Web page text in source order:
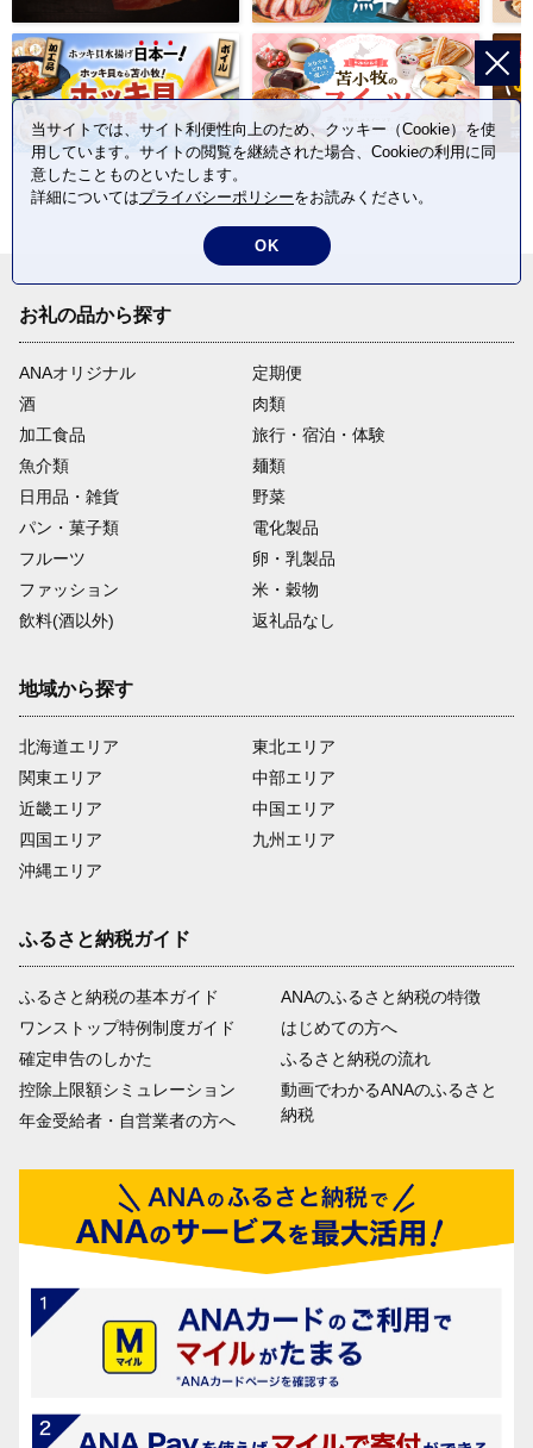
お礼の品から探す
ANAオリジナル
定期便
酒
肉類
加工食品
旅行・宿泊・体験
魚介類
麺類
日用品・雑貨
野菜
パン・菓子類
電化製品
フルーツ
卵・乳製品
ファッション
米・穀物
飲料(酒以外)
返礼品なし
地域から探す
北海道エリア
関東エリア
近畿エリア
四国エリア
沖縄エリア
東北エリア
中部エリア
中国エリア
九州エリア
ふるさと納税ガイド
ふるさと納税の基本ガイド
ワンストップ特例制度ガイド
確定申告のしかた
控除上限額シミュレーション
年金受給者・自営業者の方へ
ANAのふるさと納税の特徴
はじめての方へ
ふるさと納税の流れ
動画でわかるANAのふるさと
納税
当サイトでは、サイト利便性向上のため、クッキー（Cookie）を使
用しています。サイトの閲覧を継続された場合、Cookieの利用に同
意したことものといたします。
詳細についてはプライバシーポリシーをお読みください。
OK